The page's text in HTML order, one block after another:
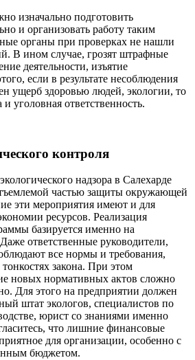
изначально подготовить
и организовать работу таким
органы при проверках не нашли
В ином случае, грозят штрафные
деятельности, изъятие
если в результате несоблюдения
ущерб здоровью людей, экологии, то
уголовная ответственность.
контроля
надзора в Салехарде
частью защиты окружающей
эти мероприятия имеют и для
ресурсов. Реализация
базируется именно на
ответственные руководители,
все нормы и требования,
тонкостях закона. При этом
новых нормативных актов сложно
Для этого на предприятии должен
штат экологов, специалистов по
юрист со знаниями именно
что лишние финансовые
для организации, особенно с
бюджетом.